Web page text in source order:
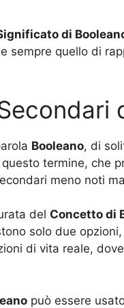
di
sempre quello di
Booleano, di
termine, che
meno noti
del Concetto di
solo due
di vita reale,
può essere